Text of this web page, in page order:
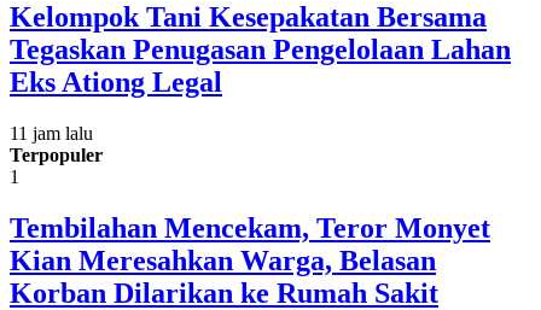
Kelompok Tani Kesepakatan Bersama
Tegaskan Penugasan Pengelolaan Lahan
Eks Ationg Legal
11 jam lalu
Terpopuler
1
Tembilahan Mencekam, Teror Monyet
Kian Meresahkan Warga, Belasan
Korban Dilarikan ke Rumah Sakit